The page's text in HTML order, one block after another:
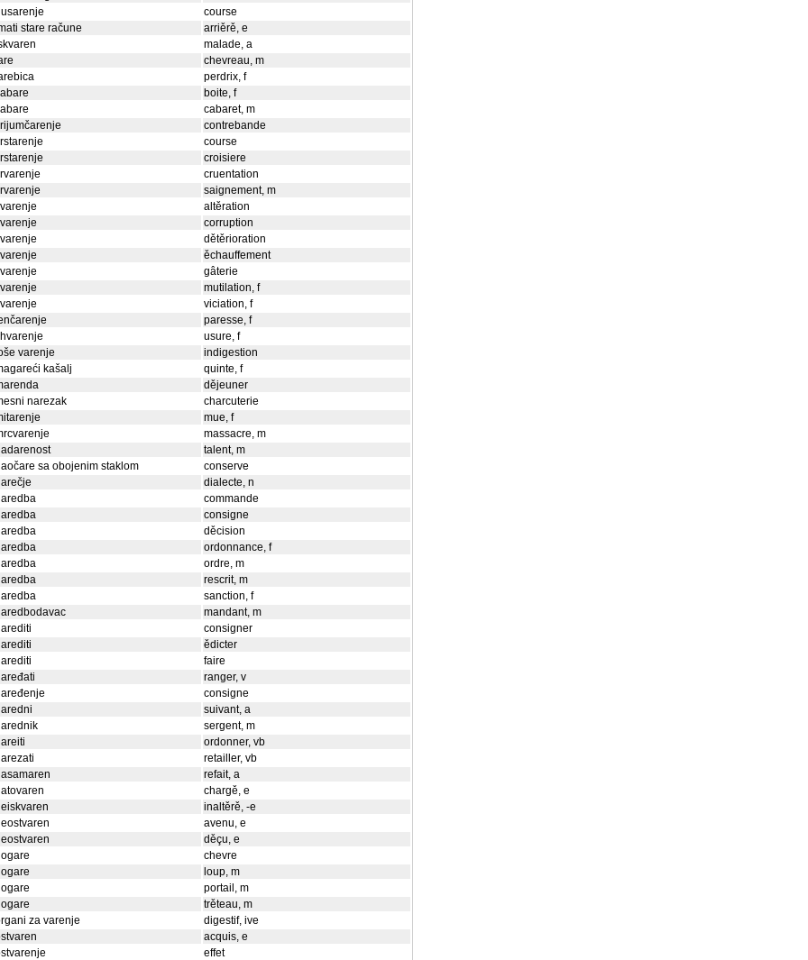
course
stare račune
arriěrě, e
malade, a
chevreau, m
perdrix, f
boite, f
cabaret, m
contrebande
course
croisiere
cruentation
saignement, m
altěration
corruption
dětěrioration
ěchauffement
gâterie
mutilation, f
viciation, f
paresse, f
usure, f
varenje
indigestion
kašalj
quinte, f
dějeuner
narezak
charcuterie
mue, f
massacre, m
talent, m
sa obojenim staklom
conserve
dialecte, n
commande
consigne
děcision
ordonnance, f
ordre, m
rescrit, m
sanction, f
mandant, m
consigner
ědicter
faire
ranger, v
consigne
suivant, a
sergent, m
ordonner, vb
retailler, vb
refait, a
chargě, e
inaltěrě, -e
avenu, e
děçu, e
chevre
loup, m
portail, m
trěteau, m
za varenje
digestif, ive
acquis, e
effet